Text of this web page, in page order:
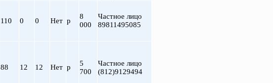
110 0 0 Нет р
8
000
Частное лицо
89811495085
88 12 12 Нет р
5
700
Частное лицо
(812)9129494